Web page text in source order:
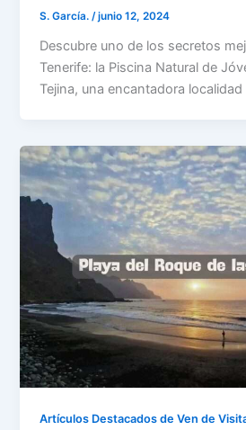
S. García./junio 12, 2024
Descubre uno de los secretos
Tenerife: la Piscina Natural de
Tejina, una encantadora localidad
Artículos Destacados de Ven de